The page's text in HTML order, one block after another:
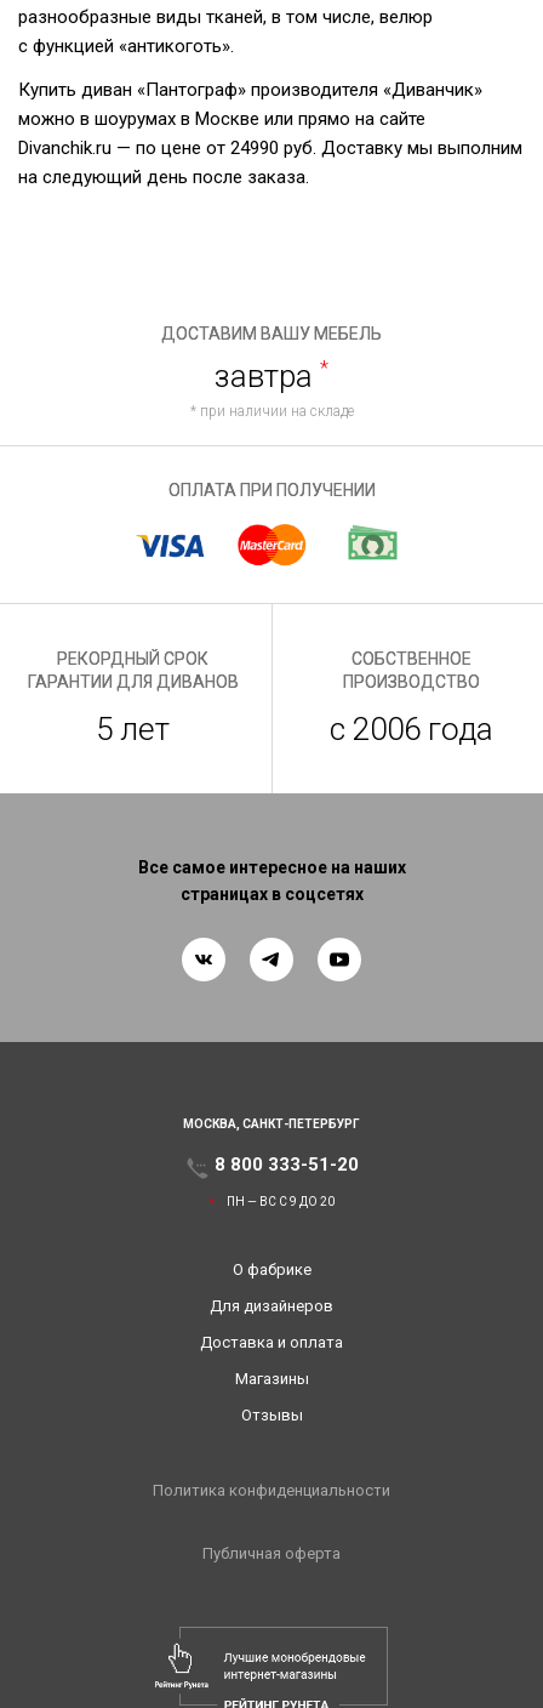
разнообразные виды тканей, в том числе, велюр
с функцией «антикоготь».
Купить диван «Пантограф» производителя «Диванчик»
можно в шоурумах в Москве или прямо на сайте
Divanchik.ru — по цене от 24990 руб. Доставку мы выполним
на следующий день после заказа.
ДОСТАВИМ ВАШУ МЕБЕЛЬ
завтра *
* при наличии на складе
ОПЛАТА ПРИ ПОЛУЧЕНИИ
РЕКОРДНЫЙ СРОК
ГАРАНТИИ ДЛЯ ДИВАНОВ
5 лет
СОБСТВЕННОЕ
ПРОИЗВОДСТВО
с 2006 года
Все самое интересное на наших
страницах в соцсетях
МОСКВА, САНКТ-ПЕТЕРБУРГ
8 800 333-51-20
ПН — ВС С 9 ДО 20
О фабрике
Для дизайнеров
Доставка и оплата
Магазины
Отзывы
Политика конфиденциальности
Публичная оферта